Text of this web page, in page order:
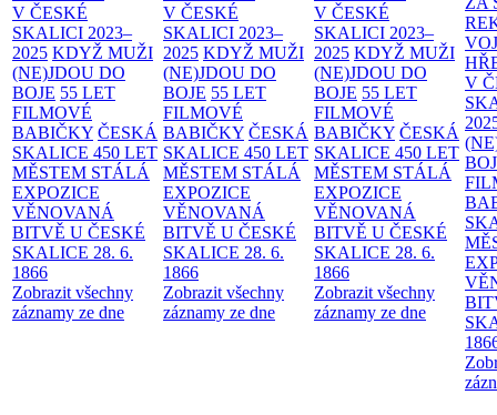
V ČESKÉ
SKALICI 2023–
2025 KDYŽ MUŽI
(NE)JDOU DO
BOJE 55 LET
FILMOVÉ
BABIČKY ČESKÁ
SKALICE 450 LET
MĚSTEM STÁLÁ
EXPOZICE
VĚNOVANÁ
BITVĚ U ČESKÉ
SKALICE 28. 6.
1866
Zobrazit všechny
záznamy ze dne
V ČESKÉ
SKALICI 2023–
2025 KDYŽ MUŽI
(NE)JDOU DO
BOJE 55 LET
FILMOVÉ
BABIČKY ČESKÁ
SKALICE 450 LET
MĚSTEM STÁLÁ
EXPOZICE
VĚNOVANÁ
BITVĚ U ČESKÉ
SKALICE 28. 6.
1866
Zobrazit všechny
záznamy ze dne
V ČESKÉ
SKALICI 2023–
2025 KDYŽ MUŽI
(NE)JDOU DO
BOJE 55 LET
FILMOVÉ
BABIČKY ČESKÁ
SKALICE 450 LET
MĚSTEM STÁLÁ
EXPOZICE
VĚNOVANÁ
BITVĚ U ČESKÉ
SKALICE 28. 6.
1866
Zobrazit všechny
záznamy ze dne
V